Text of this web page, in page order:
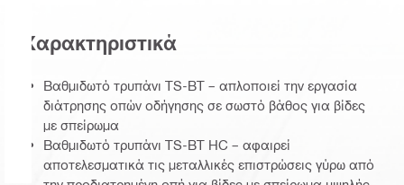
Χαρακτηριστικά
Βαθμιδωτό τρυπάνι TS-BT – απλοποιεί την εργασία
διάτρησης οπών οδήγησης σε σωστό βάθος για βίδες
με σπείρωμα
Βαθμιδωτό τρυπάνι TS-BT HC – αφαιρεί
αποτελεσματικά τις μεταλλικές επιστρώσεις γύρω από